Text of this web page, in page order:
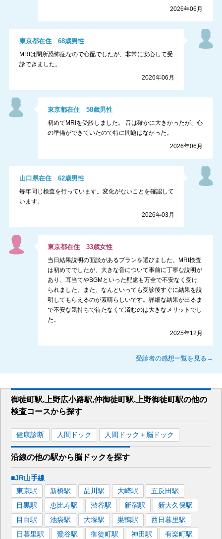
2026年06月
東京都在住 68歳男性
MRIは閉所恐怖症なので心配でしたが、非常に安心して受
診できました。
2026年06月
東京都在住58歳男性
初めてMRIを受診しました。 音は確かに大きかったが、心
の準備ができていたので特に問題はなかった。
2026年06月
山口県在住 62歳男性
毎年同じ検査を行っています。変化がないことを確認して
います。
2026年03月
東京都在住33歳女性
当日結果説明の面談があるプランを選びました。MRI検査
は初めてでしたが、大きな音について事前に丁寧な説明が
あり、耳当てやBGMといった配慮も万全で不安なく受け
られました。また、なんといっても受診後すぐに結果を説
明してもらえるのが素晴らしいです。詳細な結果が出るま
で不安な気持ちで待たなくて済むのは大きなメリットでし
た。
2025年12月
受診者の感想一覧を見る→
御徒町駅,上野広小路駅,仲御徒町駅,上野御徒町駅の他の
検査コースから探す
健康診断 人間ドック 人間ドック＋脳ドック
沿線の他の駅から脳ドックを探す
■JR山手線
東京駅 新橋駅 品川駅 大崎駅 五反田駅
目黒駅 恵比寿駅 渋谷駅 新宿駅 新大久保駅
目白駅 池袋駅 大塚駅 巣鴨駅 西日暮里駅
日暮里駅 鶯谷駅 御徒町駅 神田駅 有楽町駅